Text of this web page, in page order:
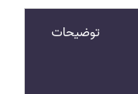
توضیحات